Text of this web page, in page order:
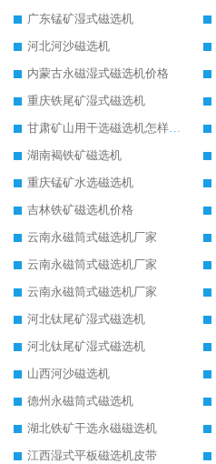
广东锰矿湿式磁选机
河北河沙磁选机
内蒙古永磁湿式磁选机价格
重庆铁尾矿湿式磁选机
甘肃矿山用干选磁选机怎样调磁
湖南褐铁矿磁选机
重庆锰矿水选磁选机
吉林铁矿磁选机价格
云南永磁筒式磁选机厂家
云南永磁筒式磁选机厂家
云南永磁筒式磁选机厂家
河北钛尾矿湿式磁选机
河北钛尾矿湿式磁选机
山西河沙磁选机
德州永磁筒式磁选机
湖北铁矿干选永磁磁选机
江西湿式平板磁选机皮带